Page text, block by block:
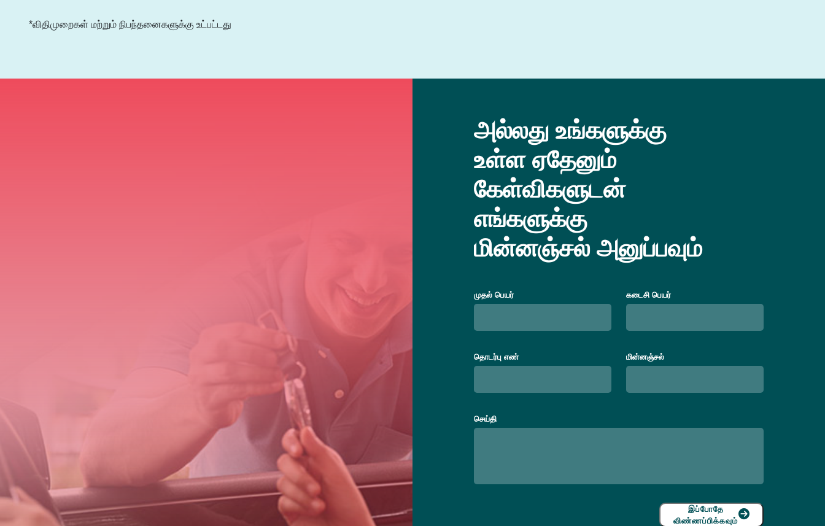
*விதிமுறைகள் மற்றும் நிபந்தனைகளுக்கு உட்பட்டது
அல்லது உங்களுக்கு
உள்ள ஏதேனும்
கேள்விகளுடன்
எங்களுக்கு
மின்னஞ்சல் அனுப்பவும்
முதல் பெயர் கடைசி பெயர்
தொடர்பு எண் மின்னஞ்சல்
செய்தி
இப்போதே
விண்ணப்பிக்கவும்